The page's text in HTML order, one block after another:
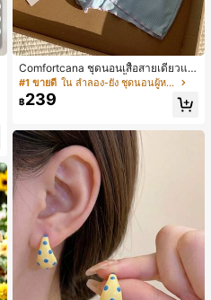
Comfortcana ชุดนอนเสื้อสายเดี่ยวแต่
งระบายและกางเกงขาสั้นสำหรับผู้หญิง
#1 ขายดี ใน ลำลอง-ยัง ชุดนอนผู้หญิง
฿239